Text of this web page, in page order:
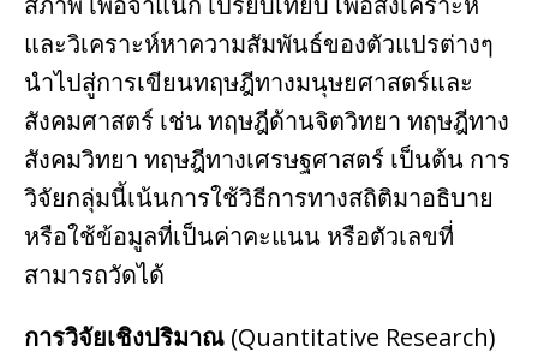
และวิเคราะห์หาความสัมพันธ์ของตัวแปรต่างๆ
นําไปสู่การเขียนทฤษฎีทางมนุษยศาสตร์และ
สังคมศาสตร์ เช่น ทฤษฎีด้านจิตวิทยา ทฤษฎีทาง
สังคมวิทยา ทฤษฎีทางเศรษฐศาสตร์ เป็นต้น การ
วิจัยกลุ่มนี้เน้นการใช้วิธีการทางสถิติมาอธิบาย
หรือใช้ข้อมูลที่เป็นค่าคะแนน หรือตัวเลขที่
สามารถวัดได้
การวิจัยเชิงปริมาณ (Quantitative Research)